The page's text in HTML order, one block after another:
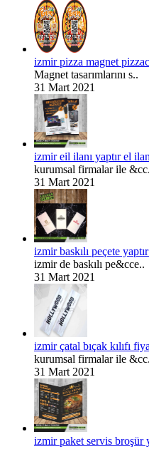
izmir pizza magnet
Magnet tasarımlarını s..
31 Mart 2021
izmir eil ilanı yaptır el
kurumsal firmalar ile
31 Mart 2021
izmir baskılı peçete
izmir de baskılı pe&cce..
31 Mart 2021
izmir çatal bıçak kılıfı
kurumsal firmalar ile
31 Mart 2021
izmir paket servis broşür